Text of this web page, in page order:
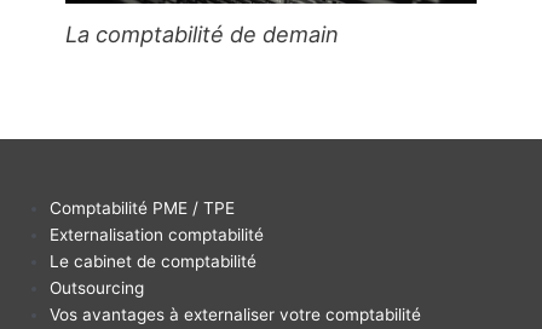
La comptabilité de demain
Comptabilité PME / TPE
Externalisation comptabilité
Le cabinet de comptabilité
Outsourcing
Vos avantages à externaliser votre comptabilité